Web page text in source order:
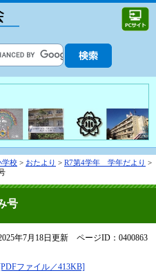
学校 > おたより > R7第4学年 学年だより >
号
年7月18日更新 ページID：0400863
ファイル／413KB]